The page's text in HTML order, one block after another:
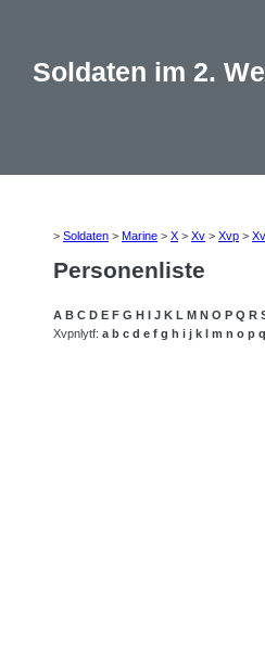
Soldaten im 2.
> Soldaten > Marine > X > Xv > Xvp >
Personenliste
A B C D E F G H I J K L M N O P Q R
Xvpnlytf: a b c d e f g h i j k l m n o p q